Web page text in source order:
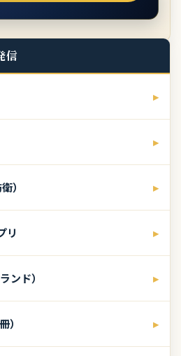
信
▸
▸
） ▸
リ ▸
ンド） ▸
） ▸